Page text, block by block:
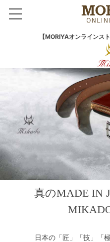
【MORIYAオンラインス
真のMADE IN
日本の「匠」「技」「